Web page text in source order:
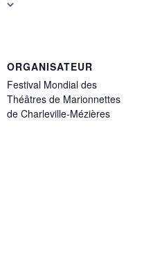
ORGANISATEUR
Festival Mondial des
Théâtres de Marionnettes
de Charleville-Mézières